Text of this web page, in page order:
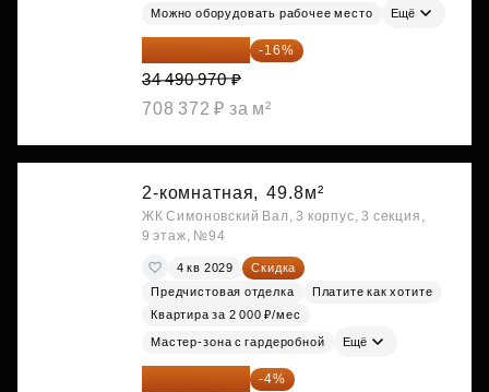
Можно оборудовать рабочее место Ещё
28 972 415 ₽ -16%
34 490 970 ₽
708 372 ₽ за м²
2-комнатная, 49.8м²
ЖК Симоновский Вал, 3 корпус, 3 секция,
9 этаж, №94
4 кв 2029
Скидка
Предчистовая отделка
Платите как хотите
Квартира за 2 000 ₽/мес
Мастер-зона с гардеробной Ещё
29 067 264 ₽ -4%